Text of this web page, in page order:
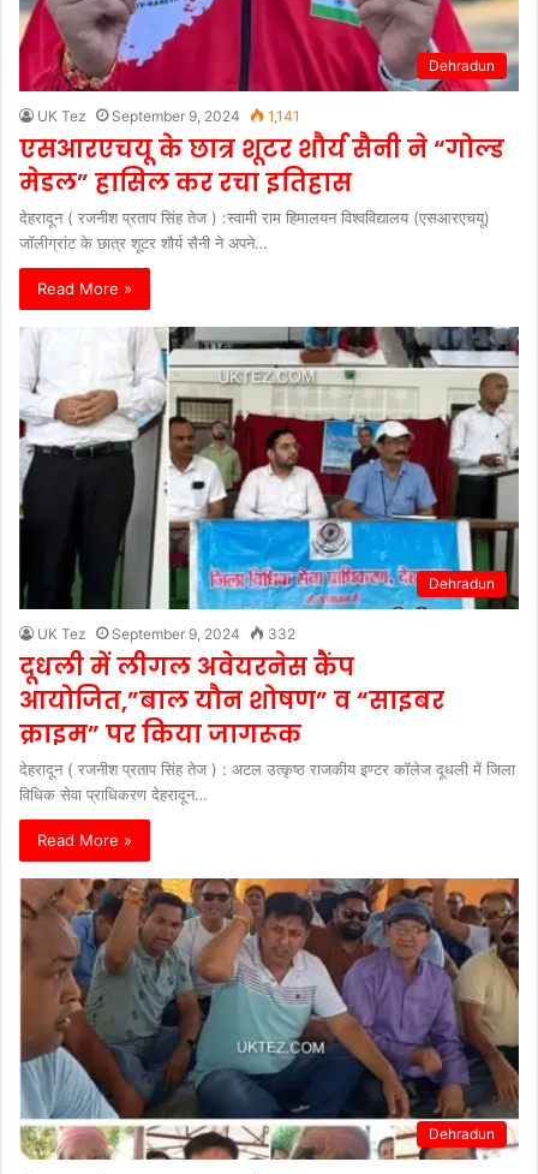
Dehradun
UK Tez September 9, 2024 1,141
एसआरएचयू के छात्र शूटर शौर्य सैनी ने “गोल्ड
मेडल” हासिल कर रचा इतिहास
देहरादून ( रजनीश प्रताप सिंह तेज ) :स्वामी राम हिमालयन विश्वविद्यालय (एसआरएचयू)
जॉलीग्रांट के छात्र शूटर शौर्य सैनी ने अपने…
Read More »
Dehradun
UK Tez September 9, 2024 332
दूधली में लीगल अवेयरनेस कैंप
आयोजित,”बाल यौन शोषण” व “साइबर
क्राइम” पर किया जागरूक
देहरादून ( रजनीश प्रताप सिंह तेज ) : अटल उत्कृष्ठ राजकीय इण्टर कॉलेज दूधली में जिला
विधिक सेवा प्राधिकरण देहरादून…
Read More »
Dehradun